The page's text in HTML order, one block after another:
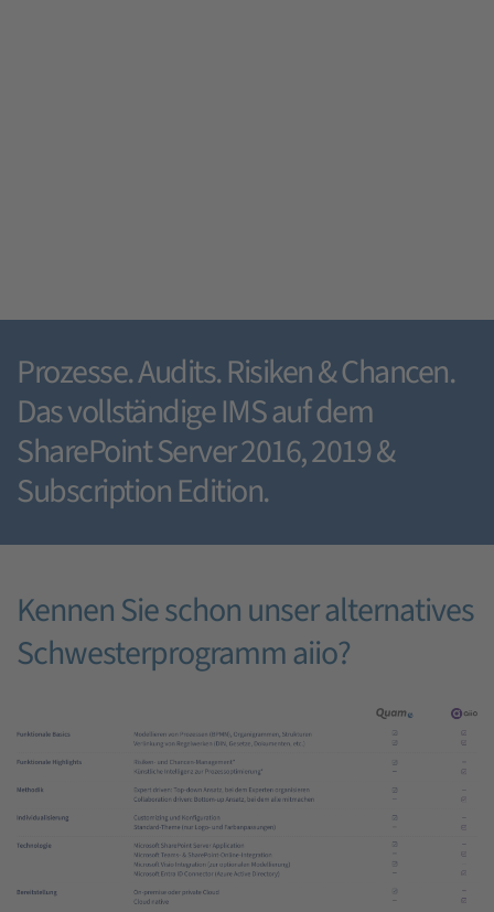
Prozesse. Audits. Risiken & Chancen.
Das vollständige IMS auf dem
SharePoint Server 2016, 2019 &
Subscription Edition.
Kennen Sie schon unser alternatives
Schwesterprogramm aiio?